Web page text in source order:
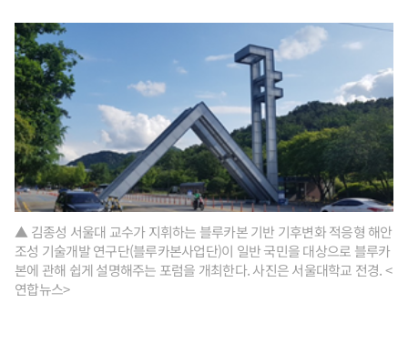
▲ 김종성 서울대 교수가 지휘하는 블루카본 기반 기후변화 적응형 해안
조성 기술개발 연구단(블루카본사업단)이 일반 국민을 대상으로 블루카
본에 관해 쉽게 설명해주는 포럼을 개최한다. 사진은 서울대학교 전경. <
연합뉴스>